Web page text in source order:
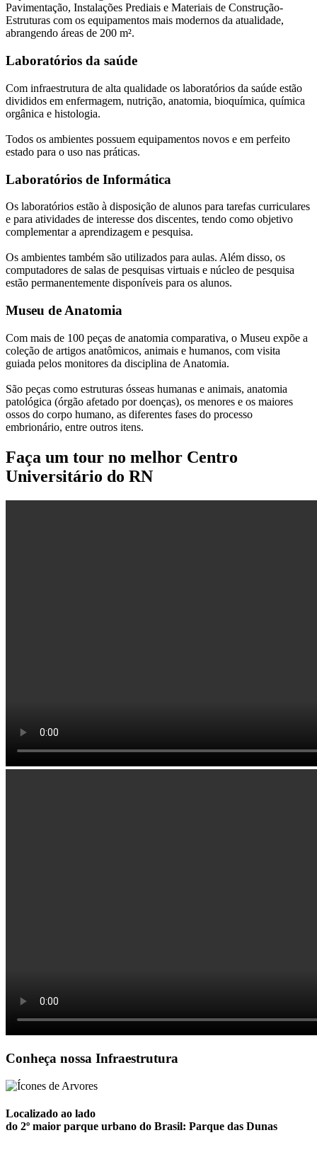
Pavimentação, Instalações Prediais e Materiais de Construção-
Estruturas com os equipamentos mais modernos da atualidade,
abrangendo áreas de 200 m².
Laboratórios da saúde
Com infraestrutura de alta qualidade os laboratórios da saúde estão
divididos em enfermagem, nutrição, anatomia, bioquímica, química
orgânica e histologia.
Todos os ambientes possuem equipamentos novos e em perfeito
estado para o uso nas práticas.
Laboratórios de Informática
Os laboratórios estão à disposição de alunos para tarefas curriculares
e para atividades de interesse dos discentes, tendo como objetivo
complementar a aprendizagem e pesquisa.
Os ambientes também são utilizados para aulas. Além disso, os
computadores de salas de pesquisas virtuais e núcleo de pesquisa
estão permanentemente disponíveis para os alunos.
Museu de Anatomia
Com mais de 100 peças de anatomia comparativa, o Museu expõe a
coleção de artigos anatômicos, animais e humanos, com visita
guiada pelos monitores da disciplina de Anatomia.
São peças como estruturas ósseas humanas e animais, anatomia
patológica (órgão afetado por doenças), os menores e os maiores
ossos do corpo humano, as diferentes fases do processo
embrionário, entre outros itens.
Faça um tour no melhor Centro
Universitário do RN
Conheça nossa Infraestrutura
Localizado ao lado
do 2º maior parque urbano do Brasil: Parque das Dunas